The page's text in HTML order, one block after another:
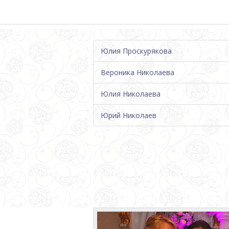
Юлия Проскурякова
Вероника Николаева
Юлия Николаева
Юрий Николаев